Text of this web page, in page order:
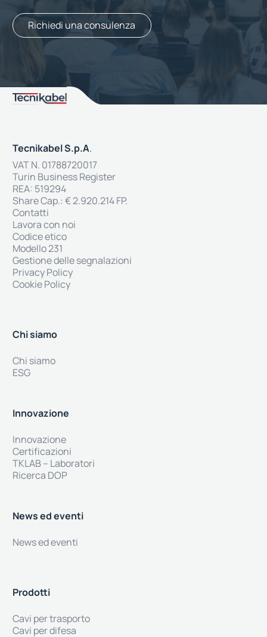
Richiedi una consulenza
Tecnikabel S.p.A.
VAT N. 01788720017
Turin Business Register
REA: 519294
Share Cap.: € 2.920.214 FP.
Contatti
Lavora con noi
Codice etico
Modello 231
Gestione delle segnalazioni
Privacy Policy
Cookie Policy
Prodotti
Cavi per trasporto
Cavi per difesa
Chi siamo
Chi siamo
ESG
Innovazione
Innovazione
Certificazioni
TKLAB – Laboratori
Ricerca DOP
News ed eventi
News ed eventi